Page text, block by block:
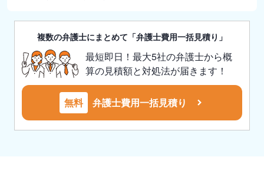
複数の弁護士にまとめて「弁護士費用一括見積り」
最短即日！最大5社の弁護士から概
算の見積額と対処法が届きます！
無料 弁護士費用一括見積り